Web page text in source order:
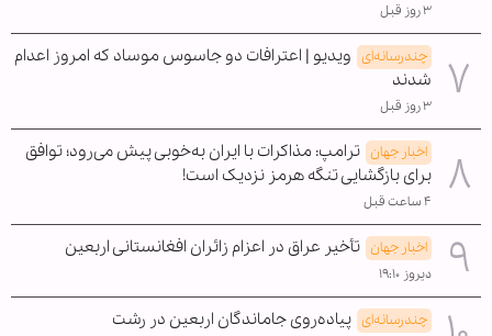
۳ روز قبل
چندرسانه‌ای ویدیو | اعترافات دو جاسوس موساد که امروز اعدام
شدند
۳ روز قبل
اخبار جهان ترامپ: مذاکرات با ایران به‌خوبی پیش می‌رود؛ توافق
برای بازگشایی تنگه هرمز نزدیک است!
۴ ساعت قبل
اخبار جهان تأخیر عراق در اعزام زائران افغانستانی اربعین
دیروز ۱۹:۱۰
چندرسانه‌ای پیاده‌روی جاماندگان اربعین در رشت